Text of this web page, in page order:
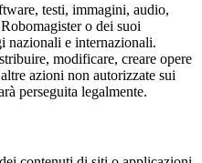
testi, immagini, audio,
o dei suoi
nazionali e internazionali.
modificare, creare opere
azioni non autorizzate sui
perseguita legalmente.